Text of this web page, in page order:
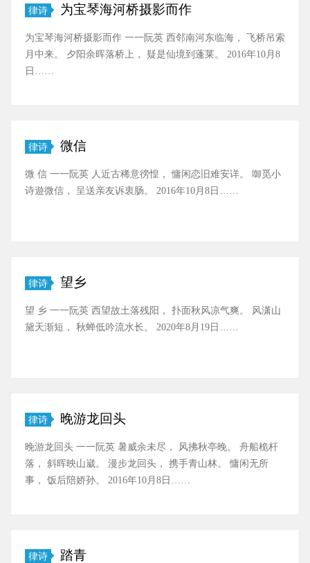
律诗 为宝琴海河桥摄影而作
为宝琴海河桥摄影而作 一一阮英 西邻南河东临海， 飞桥吊索
月中来。 夕阳余晖落桥上， 疑是仙境到蓬莱。 2016年10月8
日……
律诗 微信
微 信 一一阮英 人近古稀意徬惶， 慵闲恋旧难安详。 啣觅小
诗遊微信， 呈送亲友诉衷肠。 2016年10月8日……
律诗 望乡
望 乡 一一阮英 西望故土落残阳， 扑面秋风凉气爽。 风潇山
黛天渐短， 秋蝉低吟流水长。 2020年8月19日……
律诗 晚游龙回头
晚游龙回头 一一阮英 暑威余未尽， 风拂秋亭晚。 舟船桅杆
落， 斜晖映山崴。 漫步龙回头， 携手青山林。 慵闲无所
事， 饭后陪娇孙。 2016年10月8日……
律诗 踏青